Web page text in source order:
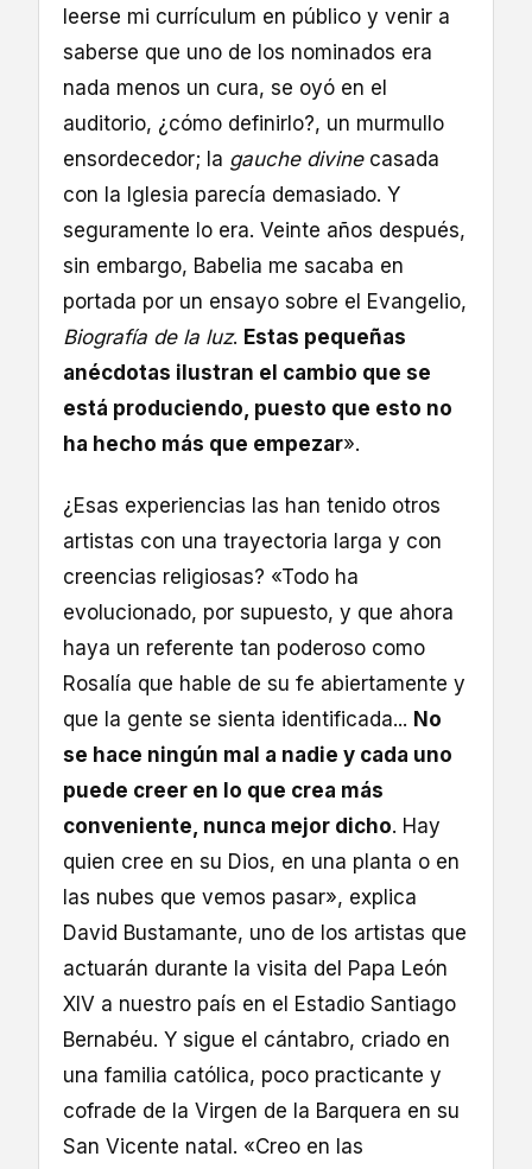
leerse mi currículum en público y venir a
saberse que uno de los nominados era
nada menos un cura, se oyó en el
auditorio, ¿cómo definirlo?, un murmullo
ensordecedor; la gauche divinecasada
con la Iglesia parecía demasiado. Y
seguramente lo era. Veinte años después,
sin embargo, Babelia me sacaba en
portada por un ensayo sobre el Evangelio,
Biografía de la luz. Estas pequeñas
anécdotas ilustran el cambio que se
está produciendo, puesto que esto no
ha hecho más que empezar».
¿Esas experiencias las han tenido otros
artistas con una trayectoria larga y con
creencias religiosas? «Todo ha
evolucionado, por supuesto, y que ahora
haya un referente tan poderoso como
Rosalía que hable de su fe abiertamente y
que la gente se sienta identificada... No
se hace ningún mal a nadie y cada uno
puede creer en lo que crea más
conveniente, nunca mejor dicho. Hay
quien cree en su Dios, en una planta o en
las nubes que vemos pasar», explica
David Bustamante, uno de los artistas que
actuarán durante la visita del Papa León
XIV a nuestro país en el Estadio Santiago
Bernabéu. Y sigue el cántabro, criado en
una familia católica, poco practicante y
cofrade de la Virgen de la Barquera en su
San Vicente natal. «Creo en las